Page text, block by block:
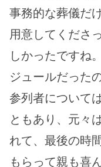
事務的な葬儀だ
用意してくださ
しかったですね
ジュールだった
参列者について
ともあり、元々
れて、最後の時
もらって親も喜